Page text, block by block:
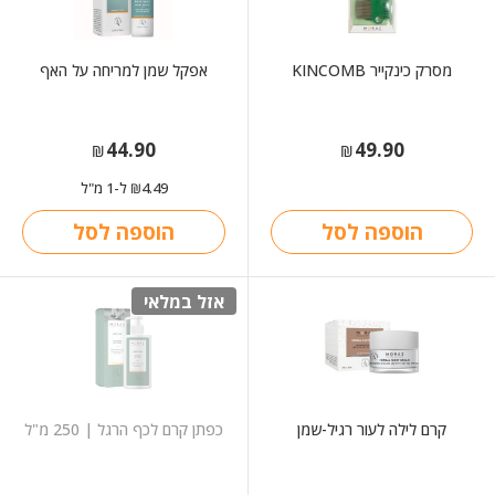
מסרק כינקייר KINCOMB
₪49.90
הוספה לסל
אפקל שמן למריחה על האף
₪44.90
₪4.49 ל-1 מ"ל
הוספה לסל
קרם לילה לעור רגיל-שמן
אזל במלאי
כפתן קרם לכף הרגל | 250 מ"ל